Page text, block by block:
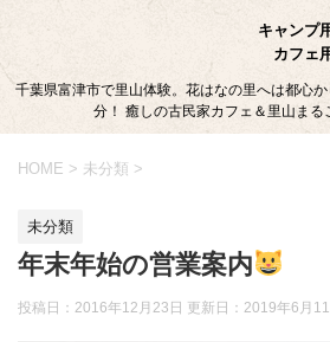
キャンプ
カフェ
千葉県富津市で里山体験。花はなの里へは都心
分！ 癒しの古民家カフェ＆里山まる
HOME > 未分類 >
未分類
年末年始の営業案内
投稿日：2016年12月23日 更新日： 2019年6月11